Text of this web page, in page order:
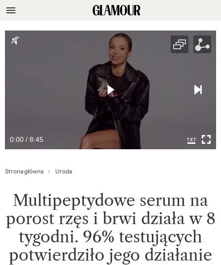
0:00 / 8:45
Strona główna Uroda
Multipeptydowe serum na
porost rzęs i brwi działa w 8
tygodni. 96% testujących
potwierdziło jego działanie